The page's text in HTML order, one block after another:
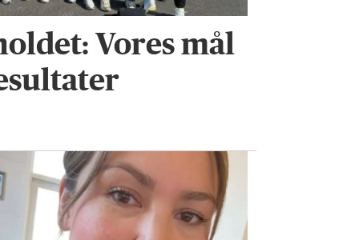
Vores mål